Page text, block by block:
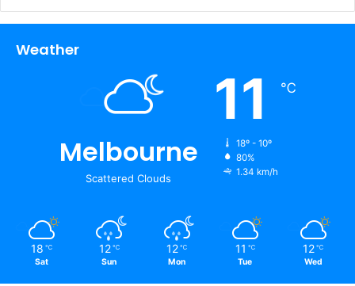
Weather
Melbourne
Scattered Clouds
11 ℃
18º - 10º
80%
1.34 km/h
18 ℃
Sat
12 ℃
Sun
12 ℃
Mon
11 ℃
Tue
12 ℃
Wed